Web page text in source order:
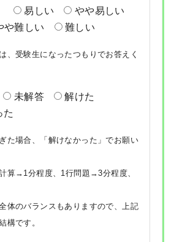
易しい
やや易しい
や難しい 難しい
、受験生になったつもりでお答えく
未解答
解けた
た
た場合、「解けなかった」でお願い
算→1分程度、1行問題→3分程度、
体のバランスもありますので、上記
構です。